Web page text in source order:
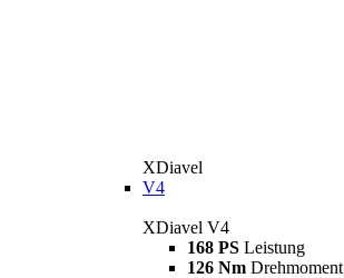
XDiavel
V4
XDiavel V4
168 PS Leistung
126 Nm Drehmoment